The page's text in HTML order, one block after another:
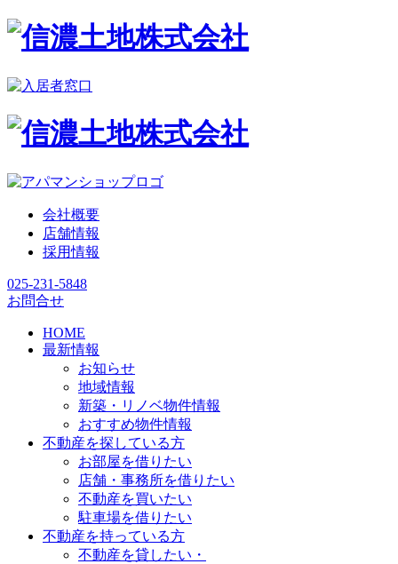
会社概要
店舗情報
採用情報
025-231-5848
お問合せ
HOME
最新情報
お知らせ
地域情報
新築・リノベ物件情報
おすすめ物件情報
不動産を探している方
お部屋を借りたい
店舗・事務所を借りたい
不動産を買いたい
駐車場を借りたい
不動産を持っている方
不動産を貸したい・